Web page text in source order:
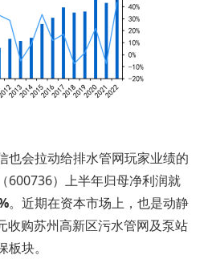
也会拉动给排水管网玩家业绩的
600736）上半年归母净利润就
。近期在资本市场上，也是动静
收购苏州高新区污水管网及泵站
块。